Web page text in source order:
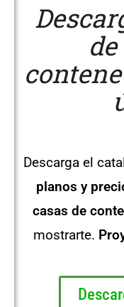
Descarga el
planos y
casas de
mostrarte.